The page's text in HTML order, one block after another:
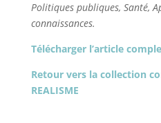
Politiques publiques, Santé,
connaissances.
Télécharger l’article
Retour vers la collection
REALISME